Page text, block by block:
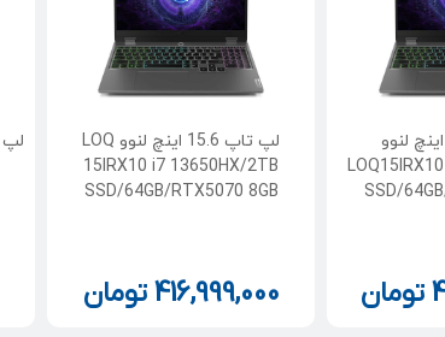
لپ تاپ 15.6 اینچ لنوو
SSD/
تومان
لپ تاپ 15.6 اینچ لنوو LOQ
15IRX10 i7 13650HX/2TB
SSD/64GB/RTX5070 8GB
416,999,000 تومان